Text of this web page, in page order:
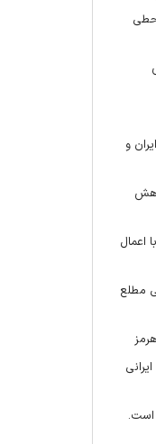
و
متر کاهش
اعمال
مطلع
است.